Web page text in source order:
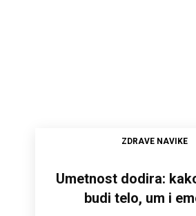
ZDRAVE NAVIKE
Umetnost dodira:
budi telo, um i